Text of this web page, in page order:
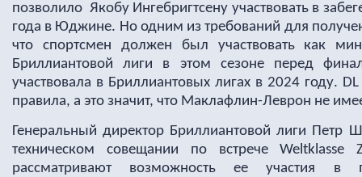
позволило Якобу Ингебригтсену участвовать в
года в Юджине. Но одним из требований для
что спортсмен должен был участвовать как
Бриллиантовой лиги в этом сезоне перед
участвовала в Бриллиантовых лигах в 2024 году.
правила, а это значит, что Маклафлин-Леврон не
Генеральный директор Бриллиантовой лиги Петр
техническом совещании по встрече
рассматривают возможность ее участия в